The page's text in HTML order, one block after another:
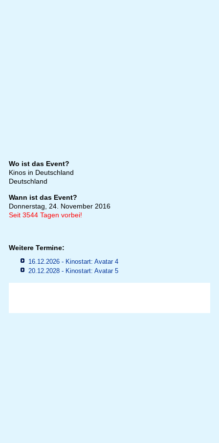
Wo ist das Event?
Kinos in Deutschland
Deutschland
Wann ist das Event?
Donnerstag, 24. November 2016
Seit 3544 Tagen vorbei!
Weitere Termine:
16.12.2026 - Kinostart: Avatar 4
20.12.2028 - Kinostart: Avatar 5